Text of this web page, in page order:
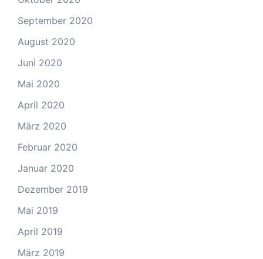
September 2020
August 2020
Juni 2020
Mai 2020
April 2020
März 2020
Februar 2020
Januar 2020
Dezember 2019
Mai 2019
April 2019
März 2019